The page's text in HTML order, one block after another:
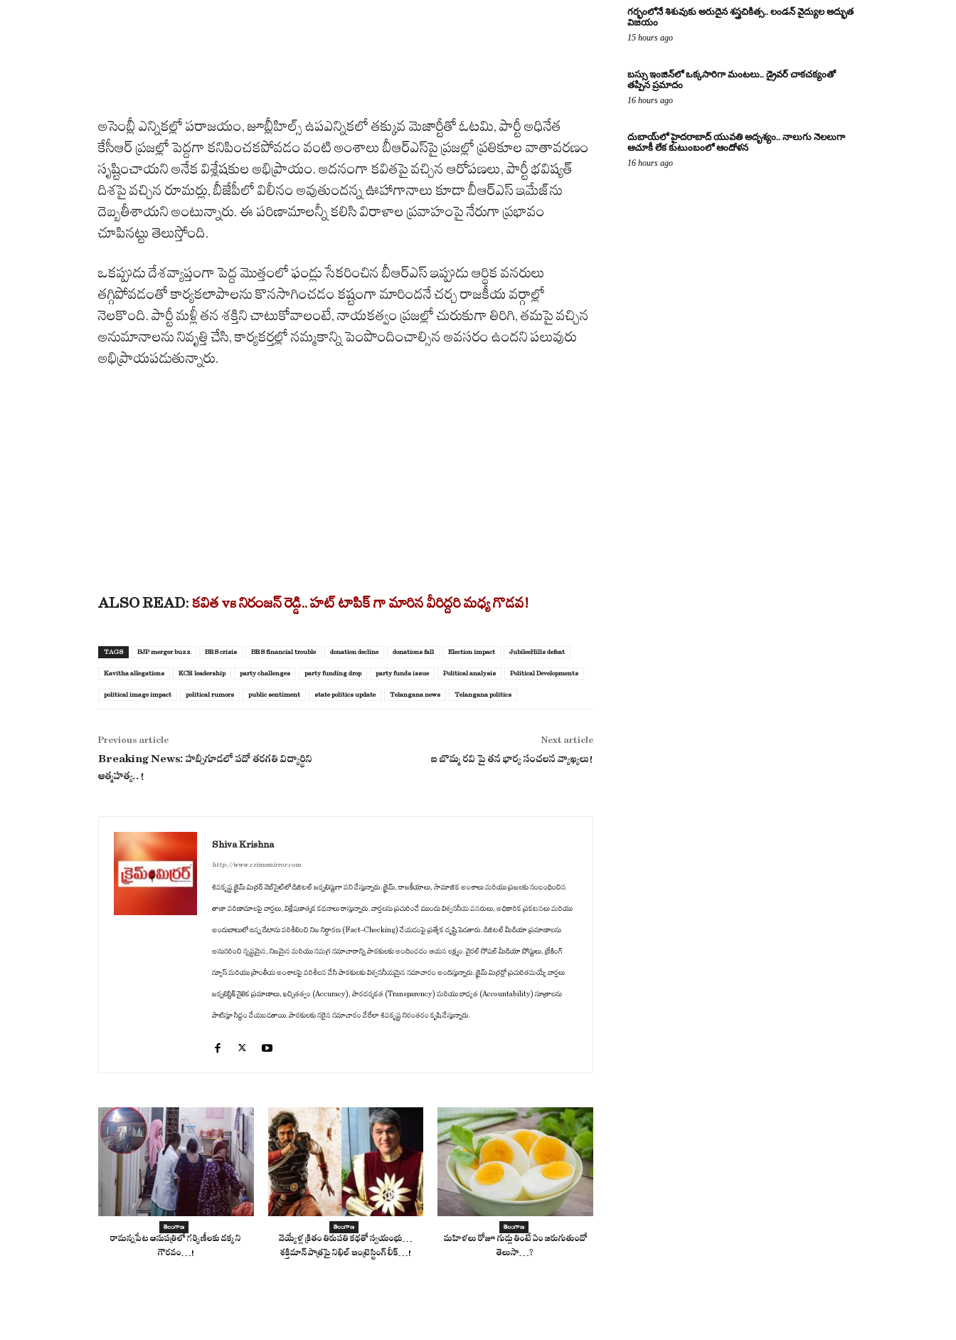
అసెంబ్లీ ఎన్నికల్లో పరాజయం, జూబ్లీహిల్స్ ఉపఎన్నికలో తక్కువ మెజార్టీతో ఓటమి, పార్టీ అధినేత
కేసీఆర్ ప్రజల్లో పెద్దగా కనిపించకపోవడం వంటి అంశాలు బీఆర్ఎస్‌పై ప్రజల్లో ప్రతికూల వాతావరణం
సృష్టించాయని అనేక విశ్లేషకుల అభిప్రాయం. అదనంగా కవితపై వచ్చిన ఆరోపణలు, పార్టీ భవిష్యత్
దిశపై వచ్చిన రూమర్లు, బీజేపీలో విలీనం అవుతుందన్న ఊహాగానాలు కూడా బీఆర్ఎస్ ఇమేజ్‌ను
దెబ్బతీశాయని అంటున్నారు. ఈ పరిణామాలన్నీ కలిసి విరాళాల ప్రవాహంపై నేరుగా ప్రభావం
చూపినట్టు తెలుస్తోంది.
ఒకప్పుడు దేశవ్యాప్తంగా పెద్ద మొత్తంలో ఫండ్లు సేకరించిన బీఆర్ఎస్ ఇప్పుడు ఆర్థిక వనరులు
తగ్గిపోవడంతో కార్యకలాపాలను కొనసాగించడం కష్టంగా మారిందనే చర్చ రాజకీయ వర్గాల్లో
నెలకొంది. పార్టీ మళ్లీ తన శక్తిని చాటుకోవాలంటే, నాయకత్వం ప్రజల్లో చురుకుగా తిరిగి, తమపై వచ్చిన
అనుమానాలను నివృత్తి చేసి, కార్యకర్తల్లో నమ్మకాన్ని పెంపొందించాల్సిన అవసరం ఉందని పలువురు
అభిప్రాయపడుతున్నారు.
ALSO READ: కవిత vs నిరంజన్ రెడ్డి.. హట్ టాపిక్ గా మారిన వీరిద్దరి మధ్య గొడవ!
TAGS BJP merger buzz BRS crisis BRS financial trouble donation decline donations fall Election impact JubileeHills defeat
Kavitha allegations KCR leadership party challenges party funding drop party funds issue Political analysis Political Developments
political image impact political rumors public sentiment state politics update Telangana news Telangana politics
Previous article
Breaking News: హబ్సిగూడలో పదో తరగతి విద్యార్థిని
ఆత్మహత్య..!
Next article
ఐ బొమ్మ రవి పై తన భార్య సంచలన వ్యాఖ్యలు!
Shiva Krishna
http://www.crimemirror.com
శివకృష్ణ క్రైమ్ మిర్రర్ వెబ్‌సైట్‌లో డిజిటల్ జర్నలిస్టుగా పని చేస్తున్నారు. క్రైమ్, రాజకీయాలు, సామాజిక అంశాలు మరియు ప్రజలకు సంబంధించిన
తాజా పరిణామాలపై వార్తలు, విశ్లేషణాత్మక కథనాలు రాస్తున్నారు. వార్తలను ప్రచురించే ముందు విశ్వసనీయ వనరులు, అధికారిక ప్రకటనలు మరియు
అందుబాటులో ఉన్న డేటాను పరిశీలించి నిజ నిర్ధారణ (Fact-Checking) చేయడంపై ప్రత్యేక దృష్టి పెడతారు. డిజిటల్ మీడియా ప్రమాణాలను
అనుసరించి స్పష్టమైన, నిజమైన మరియు సమగ్ర సమాచారాన్ని పాఠకులకు అందించడం ఆయన లక్ష్యం. వైరల్ సోషల్ మీడియా పోస్టులు, బ్రేకింగ్
న్యూస్ మరియు ప్రాంతీయ అంశాలపై పరిశీలన చేసి పాఠకులకు విశ్వసనీయమైన సమాచారం అందిస్తున్నారు. క్రైమ్ మిర్రర్లో ప్రచురితమయ్యే వార్తలు
జర్నలిస్టిక్ నైతిక ప్రమాణాలు, ఖచ్చితత్వం (Accuracy), పారదర్శకత (Transparency) మరియు బాధ్యత (Accountability) సూత్రాలను
పాటిస్తూ సిద్ధం చేయబడతాయి. పాఠకులకు సరైన సమాచారం చేరేలా శివకృష్ణ నిరంతరం కృషి చేస్తున్నారు.
తెలంగాణ
రామన్నపేట ఆసుపత్రిలో గర్భిణీలకు దక్కని
గౌరవం…!
తెలంగాణ
వెయ్యేళ్ల క్రితం తిరుపతి కథతో స్వయంభు…
శక్తిమాన్ పాత్రపై నిఖిల్ ఇంట్రెస్టింగ్ లీక్…!
తెలంగాణ
మహిళలు రోజూ గుడ్లు తింటే ఏం జరుగుతుందో
తెలుసా…?
గర్భంలోనే శిశువుకు అరుదైన శస్త్రచికిత్స.. లండన్ వైద్యుల అద్భుత
విజయం
15 hours ago
బస్సు ఇంజిన్‌లో ఒక్కసారిగా మంటలు.. డ్రైవర్ చాకచక్యంతో
తప్పిన ప్రమాదం
16 hours ago
దుబాయ్‌లో హైదరాబాద్ యువతి అదృశ్యం.. నాలుగు నెలలుగా
ఆచూకీ లేక కుటుంబంలో ఆందోళన
16 hours ago